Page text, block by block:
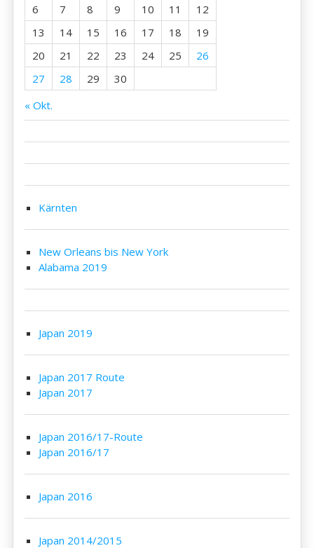
6
7 8 9 10 11
12
13
14 15 16 17 18
19
20
21 22 23 24 25
26
27
28 29
30
« Okt.
Kärnten
New Orleans bis New York
Alabama 2019
Japan 2019
Japan 2017 Route
Japan 2017
Japan 2016/17-Route
Japan 2016/17
Japan 2016
Japan 2014/2015